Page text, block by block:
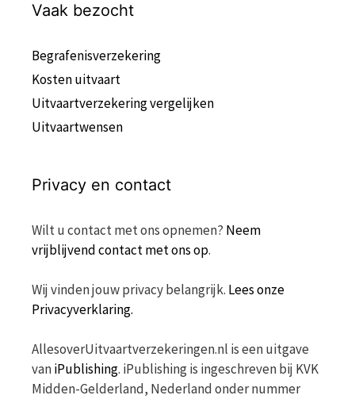
Vaak bezocht
Begrafenisverzekering
Kosten uitvaart
Uitvaartverzekering vergelijken
Uitvaartwensen
Privacy en contact
Wilt u contact met ons opnemen? Neem
vrijblijvend contact met ons op.
Wij vinden jouw privacy belangrijk. Lees onze
Privacyverklaring.
AllesoverUitvaartverzekeringen.nl is een uitgave
vaniPublishing. iPublishing is ingeschreven bij KVK
Midden-Gelderland, Nederland onder nummer